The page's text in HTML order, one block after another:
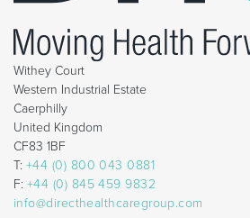
Withey Court
Western Industrial Estate
Caerphilly
United Kingdom
CF83 1BF
T: +44 (0) 800 043 0881
F: +44 (0) 845 459 9832
info@directhealthcaregroup.com